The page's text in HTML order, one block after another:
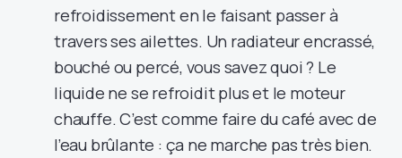
refroidissement en le faisant passer à
travers ses ailettes. Un radiateur encrassé,
bouché ou percé, vous savez quoi ? Le
liquide ne se refroidit plus et le moteur
chauffe. C’est comme faire du café avec de
l’eau brûlante : ça ne marche pas très bien.